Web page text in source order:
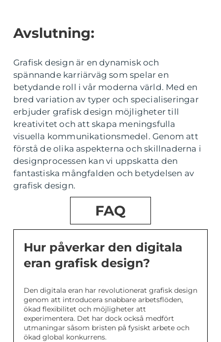
Avslutning:
Grafisk design är en dynamisk och
spännande karriärväg som spelar en
betydande roll i vår moderna värld. Med en
bred variation av typer och specialiseringar
erbjuder grafisk design möjligheter till
kreativitet och att skapa meningsfulla
visuella kommunikationsmedel. Genom att
förstå de olika aspekterna och skillnaderna i
designprocessen kan vi uppskatta den
fantastiska mångfalden och betydelsen av
grafisk design.
FAQ
Hur påverkar den digitala
eran grafisk design?
Den digitala eran har revolutionerat grafisk design
genom att introducera snabbare arbetsflöden,
ökad flexibilitet och möjligheter att
experimentera. Det har dock också medfört
utmaningar såsom bristen på fysiskt arbete och
ökad global konkurrens.